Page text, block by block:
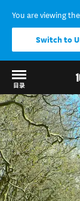
You are viewing the
Switch to
目录
Back to my